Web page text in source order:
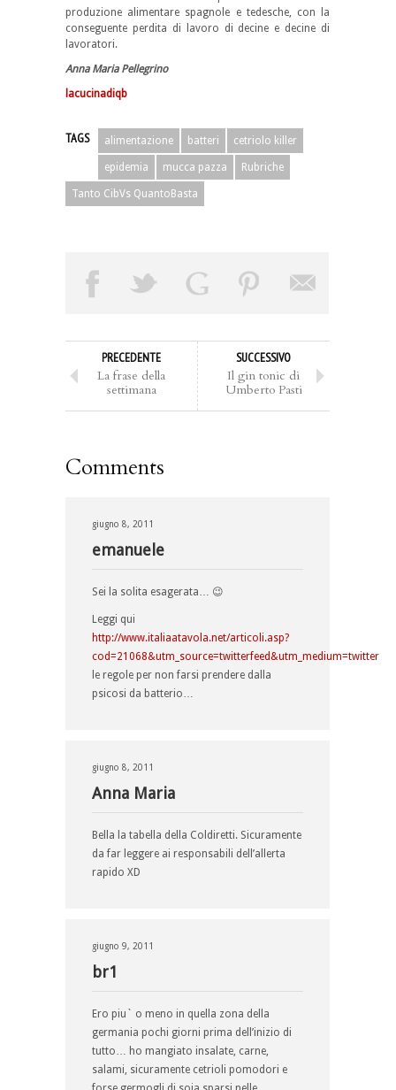
produzione alimentare spagnole e tedesche, con la
conseguente perdita di lavoro di decine e decine di
lavoratori.
Anna Maria Pellegrino
lacucinadiqb
TAGS alimentazione batteri cetriolo killer
epidemia mucca pazza Rubriche
Tanto CibVs QuantoBasta
PRECEDENTE
La frase della
settimana
SUCCESSIVO
Il gin tonic di
Umberto Pasti
Comments
giugno 8, 2011
emanuele
Sei la solita esagerata… 😉
Leggi qui
http://www.italiaatavola.net/articoli.asp?
cod=21068&utm_source=twitterfeed&utm_medium=twitter
le regole per non farsi prendere dalla
psicosi da batterio…
giugno 8, 2011
Anna Maria
Bella la tabella della Coldiretti. Sicuramente
da far leggere ai responsabili dell’allerta
rapido XD
giugno 9, 2011
br1
Ero piu` o meno in quella zona della
germania pochi giorni prima dell’inizio di
tutto… ho mangiato insalate, carne,
salami, sicuramente cetrioli pomodori e